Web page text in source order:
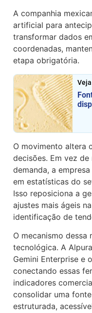
A companhia
artificial para
transformar dados
coordenadas,
etapa obrigatória.
O movimento altera
decisões. Em vez
demanda, a
em estatísticas do
Isso reposiciona a
ajustes mais ágeis
identificação de
O mecanismo dessa
tecnológica. A
Gemini Enterprise e
conectando essas
indicadores
consolidar uma
estruturada,